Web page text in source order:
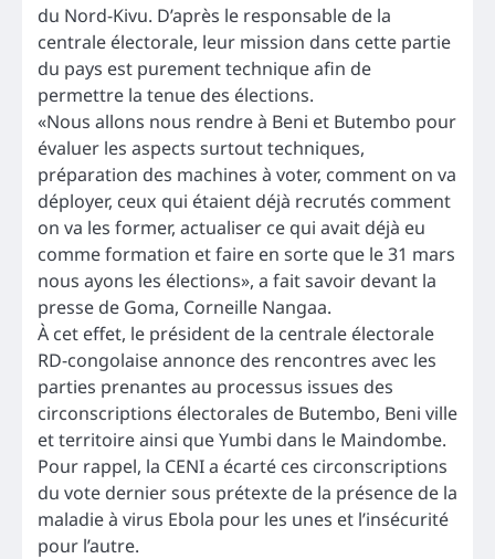
du Nord-Kivu. D’après le responsable de la
centrale électorale, leur mission dans cette partie
du pays est purement technique afin de
permettre la tenue des élections.
«Nous allons nous rendre à Beni et Butembo pour
évaluer les aspects surtout techniques,
préparation des machines à voter, comment on va
déployer, ceux qui étaient déjà recrutés comment
on va les former, actualiser ce qui avait déjà eu
comme formation et faire en sorte que le 31 mars
nous ayons les élections», a fait savoir devant la
presse de Goma, Corneille Nangaa.
À cet effet, le président de la centrale électorale
RD-congolaise annonce des rencontres avec les
parties prenantes au processus issues des
circonscriptions électorales de Butembo, Beni ville
et territoire ainsi que Yumbi dans le Maindombe.
Pour rappel, la CENI a écarté ces circonscriptions
du vote dernier sous prétexte de la présence de la
maladie à virus Ebola pour les unes et l’insécurité
pour l’autre.